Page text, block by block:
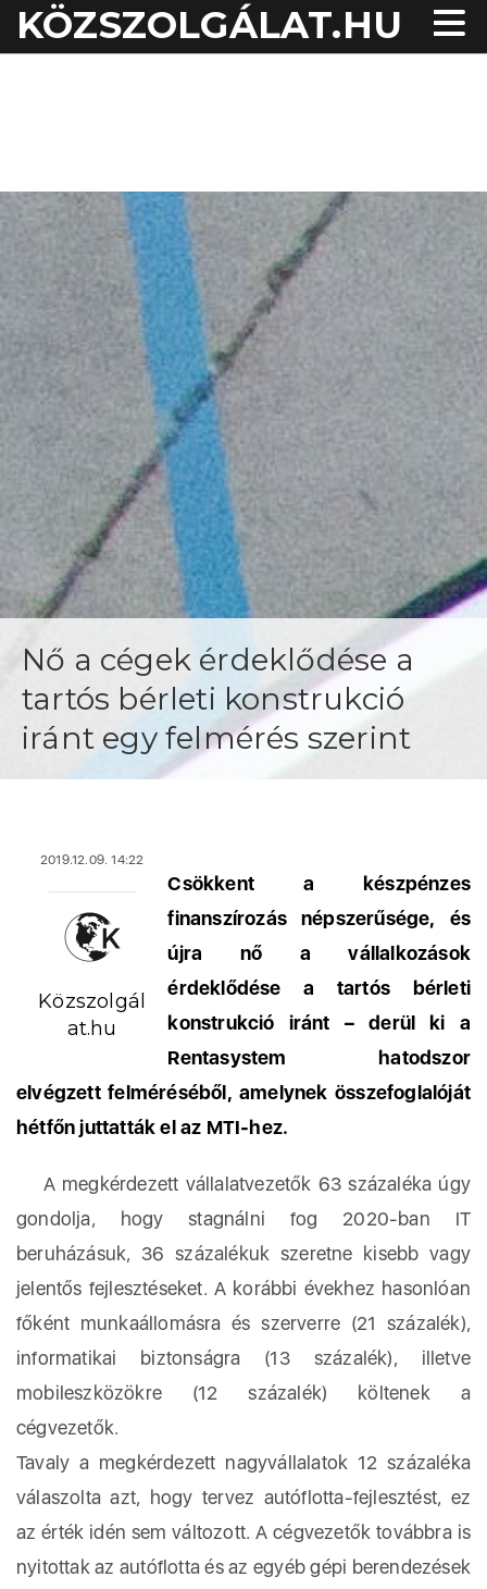
KÖZSZOLGÁLAT.HU
Nő a cégek érdeklődése a
tartós bérleti konstrukció
iránt egy felmérés szerint
2019.12.09. 14:22
Közszolgál
at.hu
Csökkent a készpénzes
finanszírozás népszerűsége, és
újra nő a vállalkozások
érdeklődése a tartós bérleti
konstrukció iránt – derül ki a
Rentasystem hatodszor
elvégzett felméréséből, amelynek összefoglalóját
hétfőn juttatták el az MTI-hez.
A megkérdezett vállalatvezetők 63 százaléka úgy
gondolja, hogy stagnálni fog 2020-ban IT
beruházásuk, 36 százalékuk szeretne kisebb vagy
jelentős fejlesztéseket. A korábbi évekhez hasonlóan
főként munkaállomásra és szerverre (21 százalék),
informatikai biztonságra (13 százalék), illetve
mobileszközökre (12 százalék) költenek a
cégvezetők.
Tavaly a megkérdezett nagyvállalatok 12 százaléka
válaszolta azt, hogy tervez autóflotta-fejlesztést, ez
az érték idén sem változott. A cégvezetők továbbra is
nyitottak az autóflotta és az egyéb gépi berendezések